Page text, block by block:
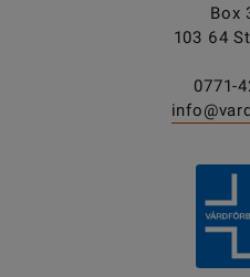
Box
103 64
0771-